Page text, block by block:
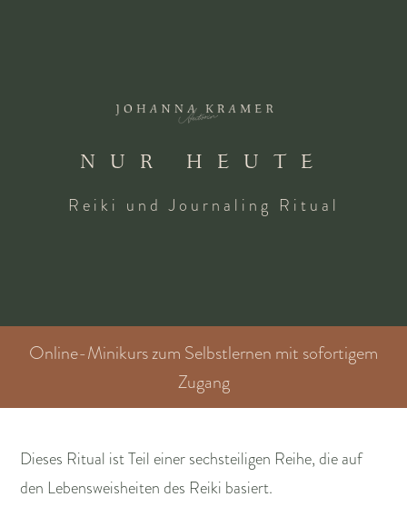
NUR HEUTE
Reiki und Journaling Ritual
Online-Minikurs zum Selbstlernen mit sofortigem
Zugang
Dieses Ritual ist Teil einer sechsteiligen Reihe, die auf
den Lebensweisheiten des Reiki basiert.